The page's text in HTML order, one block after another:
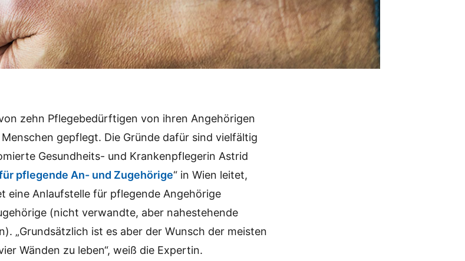
zehn Pflegebedürftigen von ihren Angehörigen
gepflegt. Die Gründe dafür sind vielfältig
Gesundheits- und Krankenpflegerin Astrid
pflegende An- und Zugehörige“ in Wien leitet,
eine Anlaufstelle für pflegende Angehörige
(nicht verwandte, aber nahestehende
„Grundsätzlich ist es aber der Wunsch der meisten
Wänden zu leben“, weiß die Expertin.